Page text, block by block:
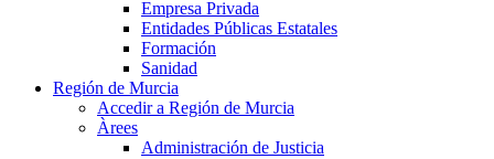
Empresa Privada
Entidades Públicas Estatales
Formación
Sanidad
Región de Murcia
Accedir a Región de Murcia
Àrees
Administración de Justicia